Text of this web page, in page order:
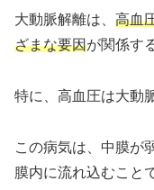
大動脈解離は、 高血
ざまな要因が関係す
特に、高血圧は大動
この病気は、中膜が
膜内に流れ込むこと